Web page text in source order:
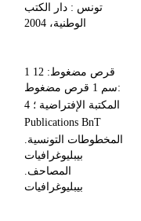
تونس‏ : ‏دار الكتب
الوطنية‏‏، ‏2004
1 قرص مضغوط‏: ‏12
سم 1 قرص مضغوط‏:
المكتبة الإفتراضية‏ ؛ ‏4
Publications BnT
المخطوطات‏ التونسية.
‏بيبليوغرافيا‏ت
المصاحف‏.
‏بيبليوغرافيا‏ت